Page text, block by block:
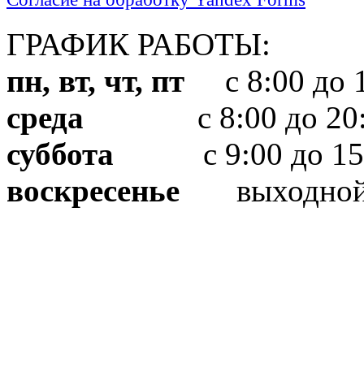
ГРАФИК РАБОТЫ:
пн, вт, чт, пт с 8:00 до
среда с 8:00 до
суббота с 9:00 до
воскресенье